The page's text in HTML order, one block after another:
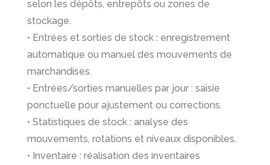
selon les dépôts, entrepôts ou zones de
stockage.
• Entrées et sorties de stock : enregistrement
automatique ou manuel des mouvements de
marchandises.
• Entrées/sorties manuelles par jour : saisie
ponctuelle pour ajustement ou corrections.
• Statistiques de stock : analyse des
mouvements, rotations et niveaux disponibles.
• Inventaire : réalisation des inventaires